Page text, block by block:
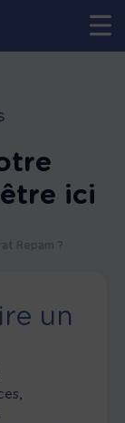
ici
Repam ?
un